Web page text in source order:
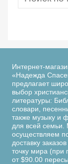
Интернет-
«Надежда
предлагает
выбор
литературы:
словари,
также музыку и
для всей
осуществляем
доставку
точку мира (при
от $90.00